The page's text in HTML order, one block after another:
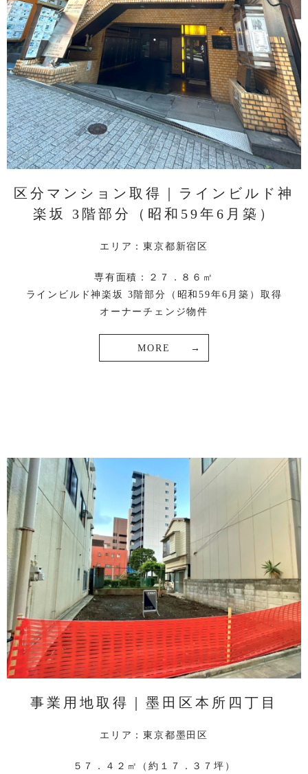
区分マンション取得｜ラインビルド神
楽坂 3階部分（昭和59年6月築）
エリア：東京都新宿区
専有面積：２７．８６㎡
ラインビルド神楽坂 3階部分（昭和59年6月築）取得
オーナーチェンジ物件
MORE
事業用地取得｜墨田区本所四丁目
エリア：東京都墨田区
５７．４２㎡（約１７．３７坪）